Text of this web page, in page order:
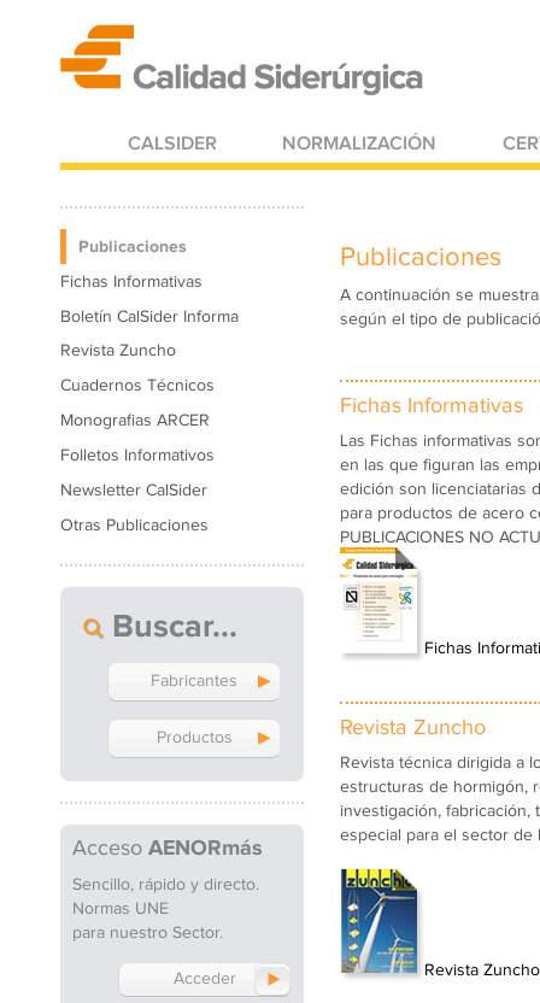
CALSIDER NORMALIZACIÓN
Publicaciones
Fichas Informativas
Boletín CalSider Informa
Revista Zuncho
Cuadernos Técnicos
Monografias ARCER
Folletos Informativos
Newsletter CalSider
Otras Publicaciones
Buscar
Fabricantes
Productos
Acceso AENORmás
Sencillo, rápido y directo.
Normas UNE
para nuestro Sector.
Acceder
Publicaciones
A continuación se
según el tipo de
Fichas Informativas
Las Fichas informativas
en las que figuran las
edición son licenciatarias
para productos de acero
PUBLICACIONES NO
Fichas
Revista Zuncho
Revista técnica dirigida a
estructuras de hormigón,
investigación, fabricación,
especial para el sector de
Revista Zuncho